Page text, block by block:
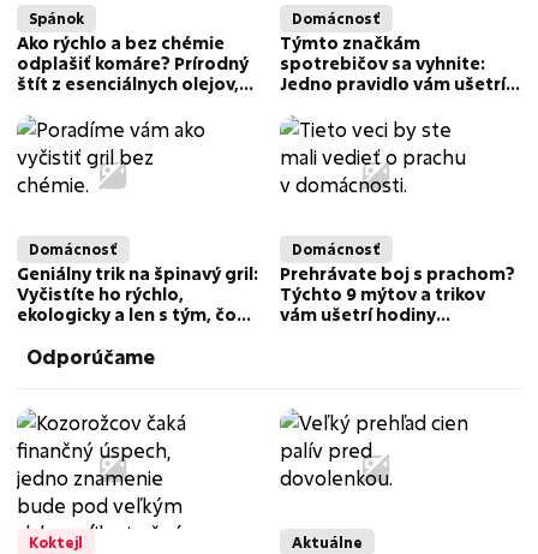
Spánok
Ako rýchlo a bez chémie
odplašiť komáre? Prírodný
štít z esenciálnych olejov,
Domácnosť
Týmto značkám
spotrebičov sa vyhnite:
Jedno pravidlo vám ušetrí
Domácnosť
Geniálny trik na špinavý gril:
Vyčistíte ho rýchlo,
ekologicky a len s tým, čo
Domácnosť
Prehrávate boj s prachom?
Týchto 9 mýtov a trikov
vám ušetrí hodiny
Odporúčame
Koktejl Aktuálne